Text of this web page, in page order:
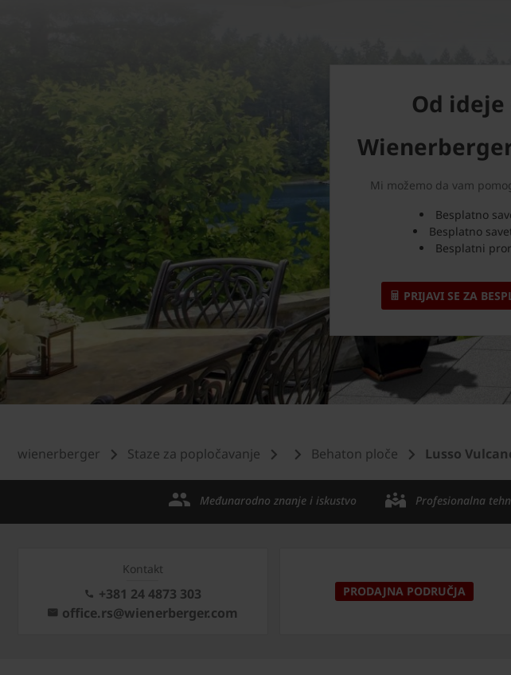
Od
Mi možemo da vam
Besplatno
Besplatno
Besplatni
PRIJAVI SE ZA
wienerberger Staze za popločavanje Behaton ploče Lusso
Međunarodno znanje i iskustvo Profesionalna
Kontakt
+381 24 4873 303
office.rs@wienerberger.com
PRODAJNA PODRUČJA